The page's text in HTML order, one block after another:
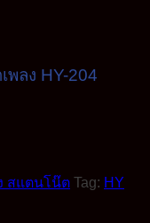
ลง HY-204
สแตนโน๊ต Tag: HY